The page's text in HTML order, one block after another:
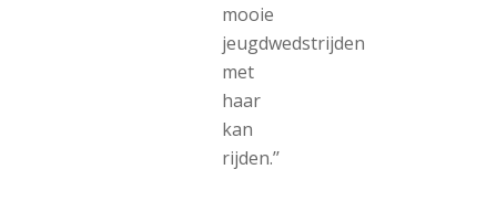
mooie
jeugdwedstrijden
met
haar
kan
rijden.’’